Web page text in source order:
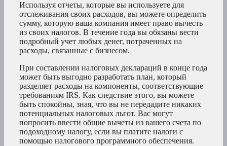
Используя отчеты, которые вы используете для
отслеживания своих расходов, вы можете определить
сумму, которую ваша компания имеет право вычесть
из своих налогов. В течение года вы обязаны вести
подробный учет любых денег, потраченных на
расходы, связанные с бизнесом.
При составлении налоговых деклараций в конце года
может быть выгодно разработать план, который
разделяет расходы на компоненты, соответствующие
требованиям IRS. Как следствие этого, вы можете
быть спокойны, зная, что вы не передадите никаких
потенциальных налоговых льгот. Вас могут
попросить ввести общие вычеты из вашего счета по
подоходному налогу, если вы платите налоги с
помощью налогового программного обеспечения.